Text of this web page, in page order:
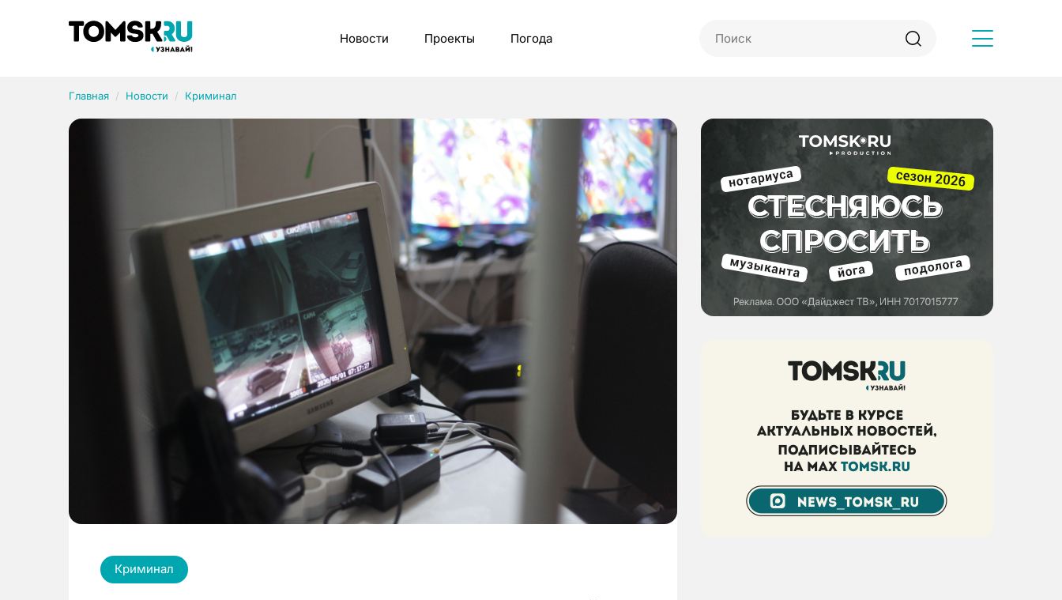
Новости Проекты Погода
Главная Новости Криминал
Криминал
Рубрики